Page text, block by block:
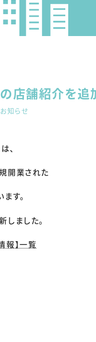
店舗紹介を追
お知らせ
、
開業された
す。
しました。
報】一覧